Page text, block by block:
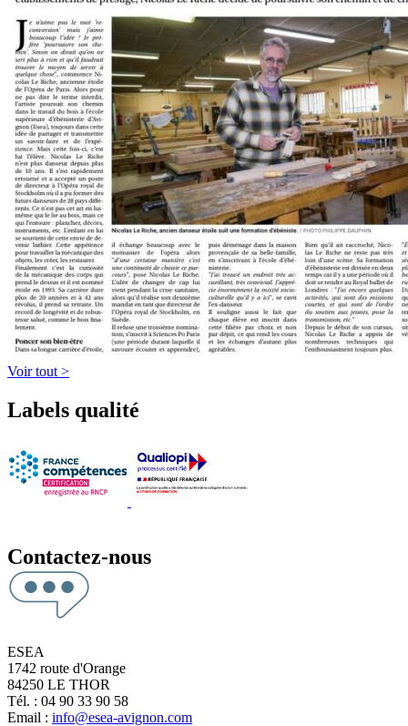
Voir tout >
Labels qualité
Contactez-nous
ESEA
1742 route d'Orange
84250 LE THOR
Tél. : 04 90 33 90 58
Email : info@esea-avignon.com